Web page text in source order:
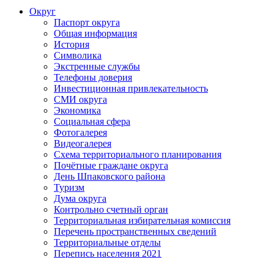
Округ
Паспорт округа
Общая информация
История
Символика
Экстренные службы
Телефоны доверия
Инвестиционная привлекательность
СМИ округа
Экономика
Социальная сфера
Фотогалерея
Видеогалерея
Схема территориального планирования
Почётные граждане округа
День Шпаковского района
Туризм
Дума округа
Контрольно счетный орган
Территориальная избирательная комиссия
Перечень пространственных сведений
Территориальные отделы
Перепись населения 2021